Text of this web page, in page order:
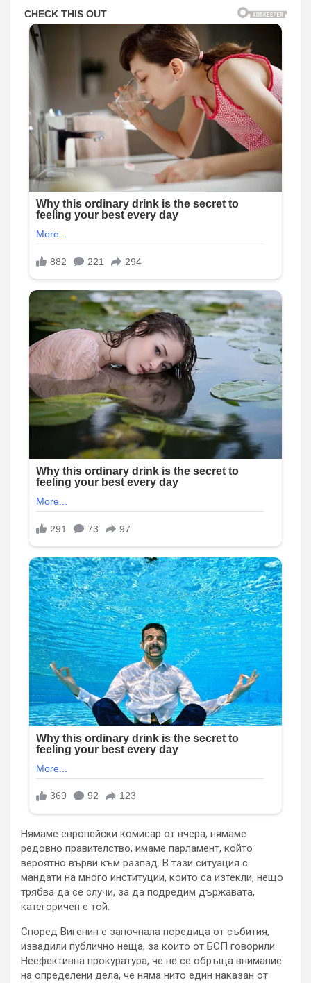
Нямаме европейски комисар от вчера, нямаме
редовно правителство, имаме парламент, който
вероятно върви към разпад. В тази ситуация с
мандати на много институции, които са изтекли, нещо
трябва да се случи, за да подредим държавата,
категоричен е той.
Според Вигенин е започнала поредица от събития,
извадили публично неща, за които от БСП говорили.
Неефективна прокуратура, че не се обръща внимание
на определени дела, че няма нито един наказан от